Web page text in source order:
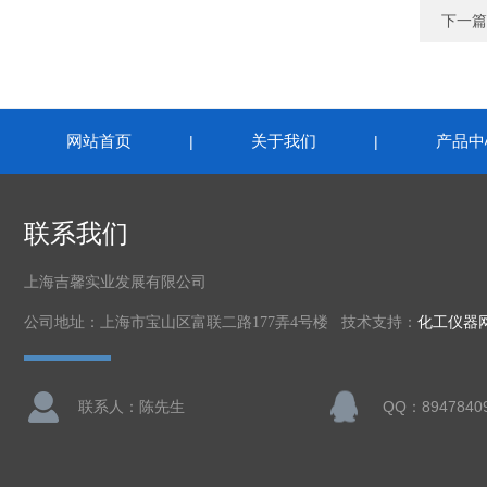
下一
网站首页 | 关于我们 | 产品
联系我们
上海吉馨实业发展有限公司
公司地址：上海市宝山区富联二路177弄4号楼 技术支持： 化工仪器
联系人：陈先生 QQ：